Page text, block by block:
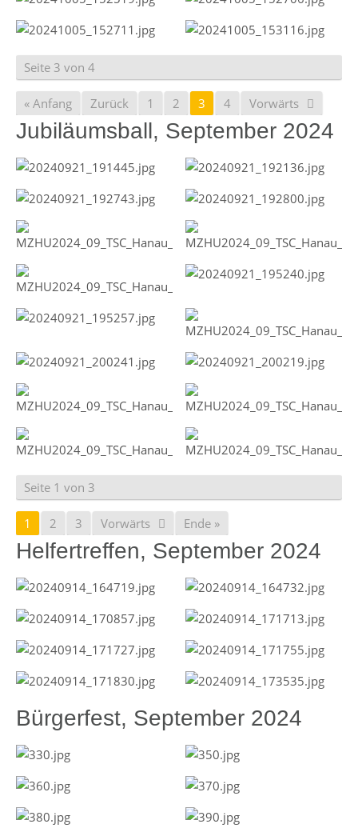
Seite 3 von 4
« Anfang Zurück 1 2 3 4 Vorwärts
Jubiläumsball, September 2024
Seite 1 von 3
1 2 3 Vorwärts Ende »
Helfertreffen, September 2024
Bürgerfest, September 2024